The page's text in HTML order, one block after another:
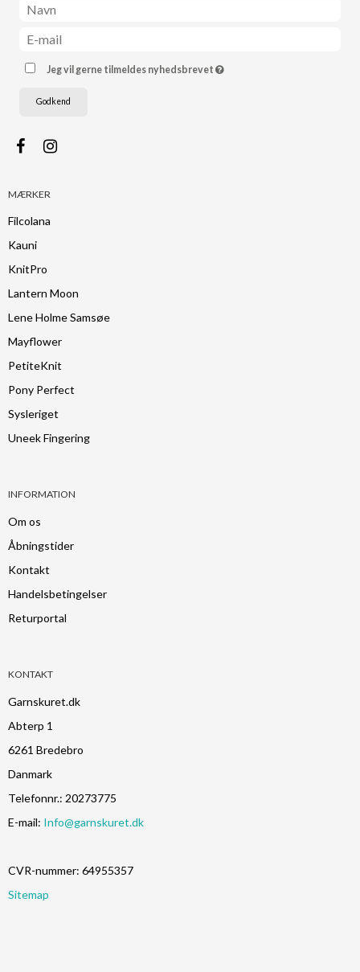
Jeg vil gerne tilmeldes nyhedsbrevet
Godkend
MÆRKER
Filcolana
Kauni
KnitPro
Lantern Moon
Lene Holme Samsøe
Mayflower
PetiteKnit
Pony Perfect
Sysleriget
Uneek Fingering
INFORMATION
Om os
Åbningstider
Kontakt
Handelsbetingelser
Returportal
KONTAKT
Garnskuret.dk
Abterp 1
6261 Bredebro
Danmark
Telefonnr.: 20273775
E-mail: Info@garnskuret.dk
CVR-nummer: 64955357
Sitemap